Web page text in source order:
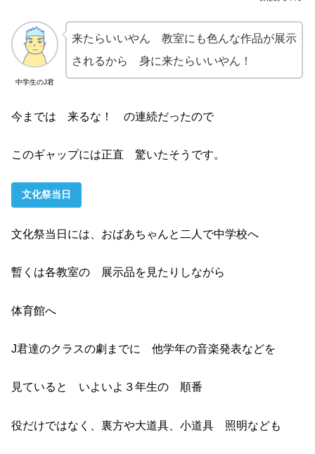
中学生のJ君
来たらいいやん 教室にも色んな作品が展示
されるから 身に来たらいいやん！
今までは 来るな！ の連続だったので
このギャップには正直 驚いたそうです。
文化祭当日
文化祭当日には、おばあちゃんと二人で中学校へ
暫くは各教室の 展示品を見たりしながら
体育館へ
J君達のクラスの劇までに 他学年の音楽発表などを
見ていると いよいよ３年生の 順番
役だけではなく、裏方や大道具、小道具 照明なども